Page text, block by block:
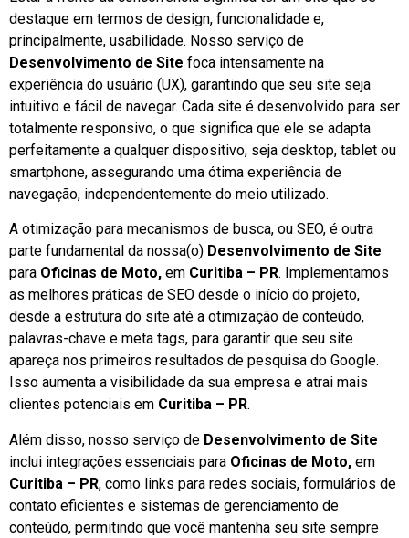
destaque em termos de design, funcionalidade e,
principalmente, usabilidade. Nosso serviço de
Desenvolvimento de Site foca intensamente na
experiência do usuário (UX), garantindo que seu site seja
intuitivo e fácil de navegar. Cada site é desenvolvido para ser
totalmente responsivo, o que significa que ele se adapta
perfeitamente a qualquer dispositivo, seja desktop, tablet ou
smartphone, assegurando uma ótima experiência de
navegação, independentemente do meio utilizado.
A otimização para mecanismos de busca, ou SEO, é outra
parte fundamental da nossa(o) Desenvolvimento de Site
para Oficinas de Moto, em Curitiba – PR. Implementamos
as melhores práticas de SEO desde o início do projeto,
desde a estrutura do site até a otimização de conteúdo,
palavras-chave e meta tags, para garantir que seu site
apareça nos primeiros resultados de pesquisa do Google.
Isso aumenta a visibilidade da sua empresa e atrai mais
clientes potenciais em Curitiba – PR.
Além disso, nosso serviço de Desenvolvimento de Site
inclui integrações essenciais para Oficinas de Moto, em
Curitiba – PR, como links para redes sociais, formulários de
contato eficientes e sistemas de gerenciamento de
conteúdo, permitindo que você mantenha seu site sempre